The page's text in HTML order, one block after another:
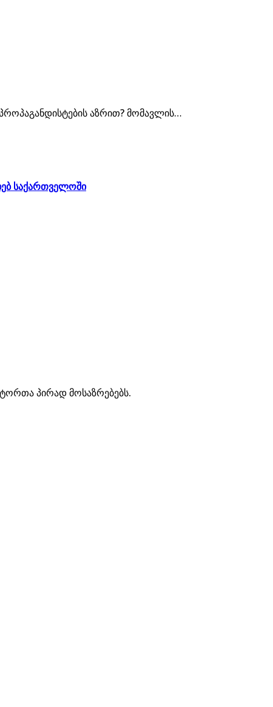
აზრით? მომავლის…
საქართველოში
პირად მოსაზრებებს.